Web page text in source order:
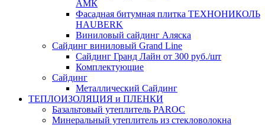
АМК
Фасадная битумная плитка ТЕХНОНИКОЛЬ
HAUBERK
Виниловый сайдинг Аляска
Сайдинг виниловый Grand Line
Сайдинг Гранд Лайн от 300 руб./шт
Комплектующие
Сайдинг
Металлический Сайдинг
ТЕПЛОИЗОЛЯЦИЯ и ПЛЕНКИ
Базальтовый утеплитель PAROC
Минеральный утеплитель из стекловолокна